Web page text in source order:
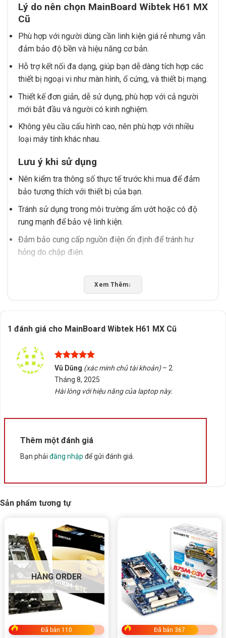
Lý do nên chọn MainBoard Wibtek H61 MX
Cũ
Phù hợp với người dùng cần linh kiện giá rẻ nhưng vẫn
đảm bảo độ bền và hiệu năng cơ bản.
Hỗ trợ kết nối đa dạng, giúp bạn dễ dàng tích hợp các
thiết bị ngoại vi như màn hình, ổ cứng, và thiết bị mạng.
Thiết kế đơn giản, dễ sử dụng, phù hợp với cả người
mới bắt đầu và người có kinh nghiệm.
Không yêu cầu cấu hình cao, nên phù hợp với nhiều
loại máy tính khác nhau.
Lưu ý khi sử dụng
Nên kiểm tra thông số thực tế trước khi mua để đảm
bảo tương thích với thiết bị của bạn.
Tránh sử dụng trong môi trường ẩm ướt hoặc có độ
rung mạnh để bảo vệ linh kiện.
Đảm bảo cung cấp nguồn điện ổn định để tránh hư
hỏng do chập điện.
Ma Thuột, Đắk Lắk, hãy liên hệ Tấn Phát AD. Chúng tôi
lắp đặt.
Rate this product
Thông số kỹ thuật
Xem Thêm↓
1 đánh giá cho MainBoard Wibtek H61 MX Cũ
Được xếp
5
sao
Vũ Dũng (xác minh chủ tài khoản) – 2
Tháng 8, 2025
Hài lòng với hiệu năng của laptop này.
Thêm một đánh giá
Bạn phải đăng nhập để gửi đánh giá.
Sản phẩm tương tự
HÀNG ORDER
Đã bán 110 Đã bán 367